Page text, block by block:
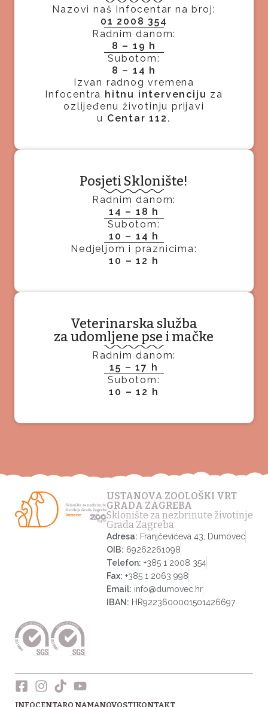
Nazovi naš Infocentar na broj:
01 2008 354
Radnim danom:
8 – 19 h
Subotom:
8 – 14 h
Izvan radnog vremena
Infocentra hitnu intervenciju za
ozlijeđenu životinju prijavi
u Centar 112.
Posjeti Sklonište!
Radnim danom:
14 – 18 h
Subotom:
10 – 14 h
Nedjeljom i praznicima:
10 – 12 h
Veterinarska služba
za udomljene pse i mačke
Radnim danom:
15 – 17 h
Subotom:
10 – 12 h
USTANOVA ZOOLOŠKI VRT
GRADA ZAGREBA
Sklonište za nezbrinute životinje
Grada Zagreba
Adresa: Franjčevićeva 43, Dumovec
OIB: 69262261098
Telefon: +385 1 2008 354
Fax: +385 1 2063 998
Email: info@dumovec.hr
IBAN: HR9223600001501426697
INFOCENTARO NAMANOVOSTIKONTAKT